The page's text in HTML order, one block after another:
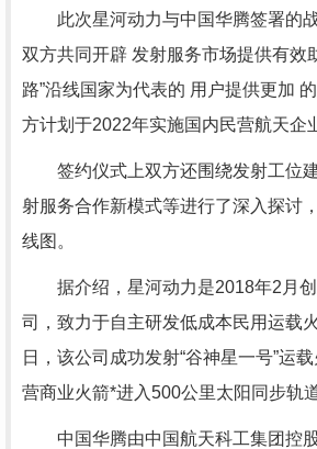
此次星河动力与中国华腾签署的
双方共同开辟 发射服务市场提供有效
路”沿线国家为代表的 用户提供更加
方计划于2022年实施国内民营航天企
签约仪式上双方还围绕发射工位
射服务合作新模式等进行了深入探讨
线图。
据介绍，星河动力是2018年2月创
司，致力于自主研发低成本民用运载
日，该公司成功发射“谷神星一号”运
营商业火箭*进入500公里太阳同步轨道
中国华腾由中国航天科工集团控